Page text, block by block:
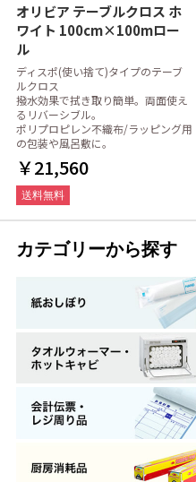
オリビア テーブルクロス ホ
ワイト 100cm×100mロー
ル
ディスポ(使い捨て)タイプのテーブ
ルクロス
撥水効果で拭き取り簡単。両面使え
るリバーシブル。
ポリプロピレン不織布/ラッピング用
の包装や風呂敷に。
￥21,560
送料無料
カテゴリーから探す